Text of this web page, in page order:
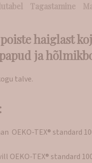
Tagastamine
haiglast
ja
talve.
OEKO-TEX® standard
OEKO-TEX®